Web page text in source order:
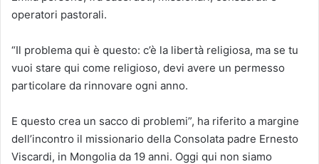
operatori pastorali.
“Il problema qui è questo: c’è la libertà religiosa, ma se tu
vuoi stare qui come religioso, devi avere un permesso
particolare da rinnovare ogni anno.
E questo crea un sacco di problemi”, ha riferito a margine
dell’incontro il missionario della Consolata padre Ernesto
Viscardi, in Mongolia da 19 anni. Oggi qui non siamo